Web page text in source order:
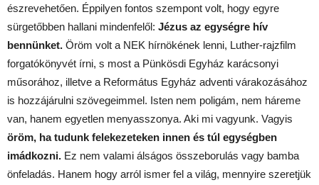
észrevehetően. Éppilyen fontos szempont volt, hogy egyre
sürgetőbben hallani mindenfelől: Jézus az egységre hív
bennünket. Öröm volt a NEK hírnökének lenni, Luther-rajzfilm
forgatókönyvét írni, s most a Pünkösdi Egyház karácsonyi
műsorához, illetve a Református Egyház adventi várakozásához
is hozzájárulni szövegeimmel. Isten nem poligám, nem háreme
van, hanem egyetlen menyasszonya. Aki mi vagyunk. Vagyis
öröm, ha tudunk felekezeteken innen és túl egységben
imádkozni. Ez nem valami álságos összeborulás vagy bamba
önfeladás. Hanem hogy arról ismer fel a világ, mennyire szeretjük